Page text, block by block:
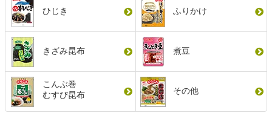
ひじき ふりかけ
きざみ昆布 煮豆
こんぶ巻
むすび昆布
その他